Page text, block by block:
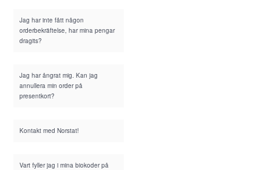
Jag har inte fått någon
orderbekräftelse, har mina pengar
dragits?
Jag har ångrat mig. Kan jag
annullera min order på
presentkort?
Kontakt med Norstat!
Vart fyller jag i mina biokoder på